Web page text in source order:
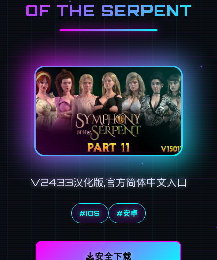
OF THE SERPENT
V2433汉化版,官方简体中文入口
#IOS #安卓
安全下载